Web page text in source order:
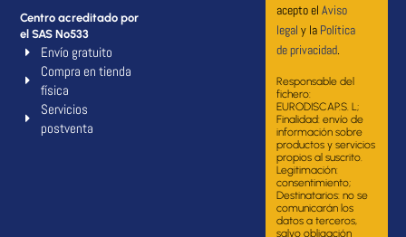
Centro acreditado por
el SAS Nº533
Envío gratuito
Compra en tienda
física
Servicios
postventa
acepto el Aviso
legal y la Política
de privacidad.
Responsable del
fichero:
EURODISCAP.S. L;
Finalidad: envío de
información sobre
productos y servicios
propios al suscrito.
Legitimación:
consentimiento;
Destinatarios: no se
comunicarán los
datos a terceros,
salvo obligación